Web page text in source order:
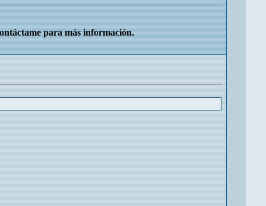
para más información.